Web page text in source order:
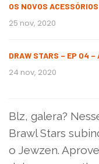
OS NOVOS
25 nov, 2020
DRAW STARS – EP 04 –
24 nov, 2020
Blz, galera?
Brawl Stars
o Jewzen.